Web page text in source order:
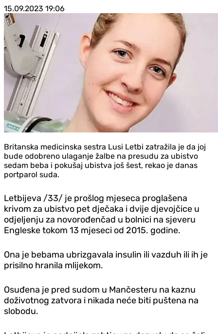
15.09.2023 19:06
Britanska medicinska sestra Lusi Letbi zatražila je da joj
bude odobreno ulaganje žalbe na presudu za ubistvo
sedam beba i pokušaj ubistva još šest, rekao je danas
portparol suda.
Letbijeva /33/ je prošlog mjeseca proglašena
krivom za ubistvo pet dječaka i dvije djevojčice u
odjeljenju za novorođenčad u bolnici na sjeveru
Engleske tokom 13 mjeseci od 2015. godine.
Ona je bebama ubrizgavala insulin ili vazduh ili ih je
prisilno hranila mlijekom.
Osuđena je pred sudom u Mančesteru na kaznu
doživotnog zatvora i nikada neće biti puštena na
slobodu.